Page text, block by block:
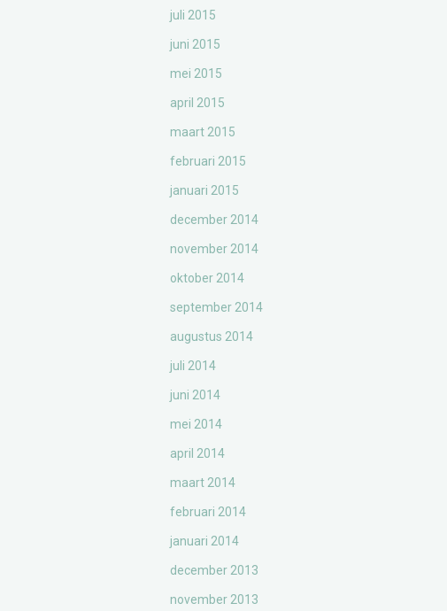
juli 2015
juni 2015
mei 2015
april 2015
maart 2015
februari 2015
januari 2015
december 2014
november 2014
oktober 2014
september 2014
augustus 2014
juli 2014
juni 2014
mei 2014
april 2014
maart 2014
februari 2014
januari 2014
december 2013
november 2013